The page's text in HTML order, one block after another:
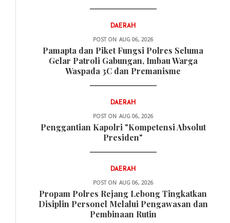
DAERAH
POST ON AUG 06, 2026
Pamapta dan Piket Fungsi Polres Seluma
Gelar Patroli Gabungan, Imbau Warga
Waspada 3C dan Premanisme
DAERAH
POST ON AUG 06, 2026
Penggantian Kapolri "Kompetensi Absolut
Presiden"
DAERAH
POST ON AUG 06, 2026
Propam Polres Rejang Lebong Tingkatkan
Disiplin Personel Melalui Pengawasan dan
Pembinaan Rutin